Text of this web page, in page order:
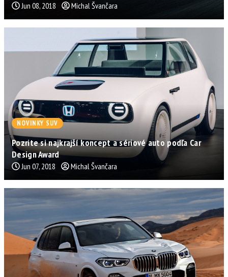
Jun 08, 2018 Michal Švančara
NOVINKY SUV
Pozrite si najkrajší koncept a sériové auto podľa Car
Design Award
Jun 07, 2018 Michal Švančara